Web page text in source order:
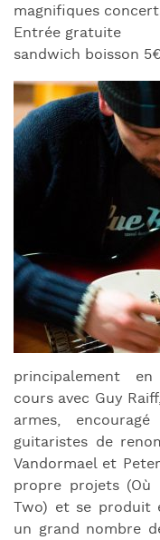
magnifiques
Entrée gratuite
sandwich boisson
principalement
cours avec Guy
armes,
guitaristes de
Vandormael et
propre projets (Où
Two) et se produit
un grand nombre